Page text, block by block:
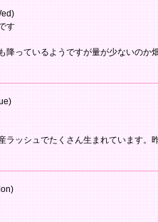
す
っているようですが量が少ないの
ッシュでたくさん生まれています。